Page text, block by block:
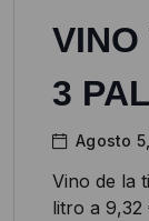
3
Agosto
Vino de la
litro a 9,32